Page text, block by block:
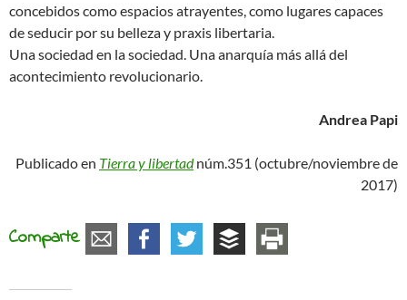
concebidos como espacios atrayentes, como lugares capaces
de seducir por su belleza y praxis libertaria.
Una sociedad en la sociedad. Una anarquía más allá del
acontecimiento revolucionario.
Andrea Papi
Publicado en Tierra y libertadnúm.351 (octubre/noviembre de
2017)
Comparte